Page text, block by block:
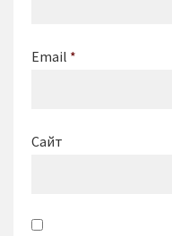
Email *
Сайт